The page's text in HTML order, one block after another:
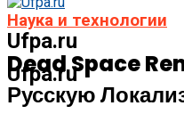
Ufpa.ru
Ufpa.ru
Наука и технологии
Dead Space
Русскую